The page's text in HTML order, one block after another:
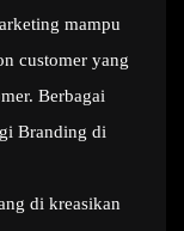
mampu
customer yang
Berbagai
Branding di
di kreasikan